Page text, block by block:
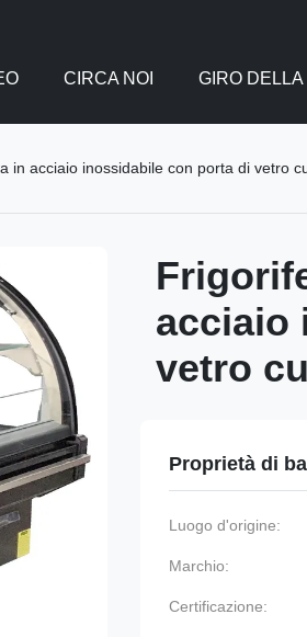
CIRCA NOI GIRO
in acciaio inossidabile con porta di vetro
acciaio
vetro
Proprietà di
Luogo d'origine:
Marchio:
Certificazione: